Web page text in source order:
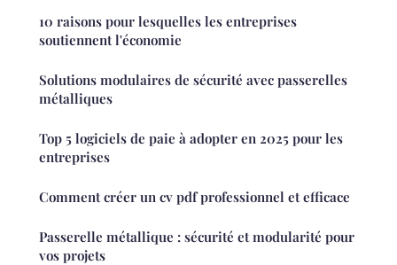
10 raisons pour lesquelles les entreprises
soutiennent l'économie
Solutions modulaires de sécurité avec passerelles
métalliques
Top 5 logiciels de paie à adopter en 2025 pour les
entreprises
Comment créer un cv pdf professionnel et efficace
Passerelle métallique : sécurité et modularité pour
vos projets